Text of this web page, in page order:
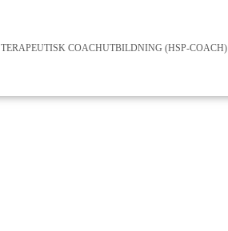
TERAPEUTISK COACHUTBILDNING (HSP-COACH)